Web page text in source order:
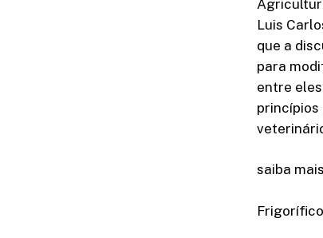
Luis
que a
para
entre
saiba mais